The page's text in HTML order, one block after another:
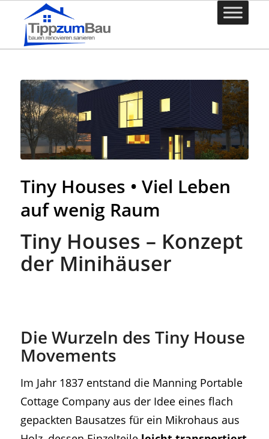
Tiny Houses • Viel Leben
auf wenig Raum
Tiny Houses – Konzept
der Minihäuser
Die Wurzeln des Tiny House
Movements
Im Jahr 1837 entstand die Manning Portable
Cottage Company aus der Idee eines flach
gepackten Bausatzes für ein Mikrohaus aus